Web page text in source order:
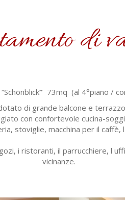
di
” 73mq (al 4°piano /
di grande balcone e
con confortevole cucina-
stoviglie, macchina per il
i ristoranti, il parrucchiere, l
vicinanze.